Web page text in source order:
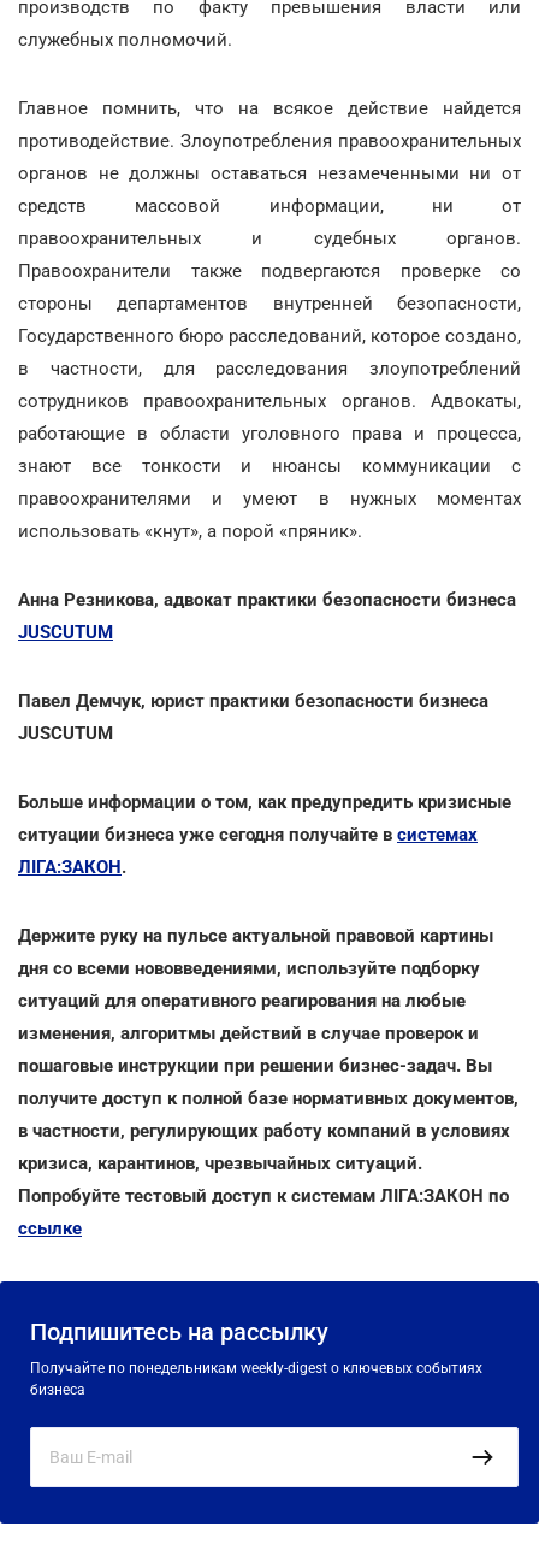
производств по факту превышения власти или
служебных полномочий.
Главное помнить, что на всякое действие найдется
противодействие. Злоупотребления правоохранительных
органов не должны оставаться незамеченными ни от
средств массовой информации, ни от
правоохранительных и судебных органов.
Правоохранители также подвергаются проверке со
стороны департаментов внутренней безопасности,
Государственного бюро расследований, которое создано,
в частности, для расследования злоупотреблений
сотрудников правоохранительных органов. Адвокаты,
работающие в области уголовного права и процесса,
знают все тонкости и нюансы коммуникации с
правоохранителями и умеют в нужных моментах
использовать «кнут», а порой «пряник».
Анна Резникова, адвокат практики безопасности бизнеса
JUSCUTUM
Павел Демчук, юрист практики безопасности бизнеса
JUSCUTUM
Больше информации о том, как предупредить кризисные
ситуации бизнеса уже сегодня получайте в системах
ЛІГА:ЗАКОН.
Держите руку на пульсе актуальной правовой картины
дня со всеми нововведениями, используйте подборку
ситуаций для оперативного реагирования на любые
изменения, алгоритмы действий в случае проверок и
пошаговые инструкции при решении бизнес-задач. Вы
получите доступ к полной базе нормативных документов,
в частности, регулирующих работу компаний в условиях
кризиса, карантинов, чрезвычайных ситуаций.
Попробуйте тестовый доступ к системам ЛІГА:ЗАКОН по
ссылке
Подпишитесь на рассылку
Получайте по понедельникам weekly-digest о ключевых событиях
бизнеса